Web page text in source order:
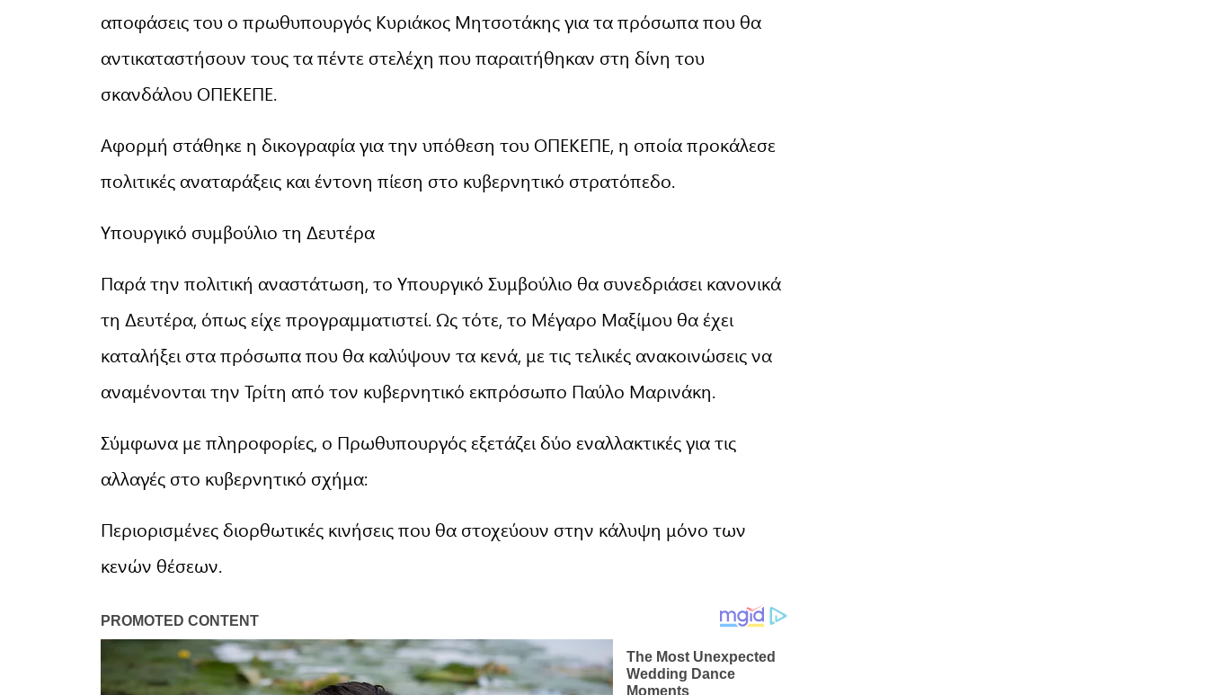
αποφάσεις του ο πρωθυπουργός Κυριάκος Μητσοτάκης για τα πρόσωπα που θα
αντικαταστήσουν τους τα πέντε στελέχη που παραιτήθηκαν στη δίνη του
σκανδάλου ΟΠΕΚΕΠΕ.
Αφορμή στάθηκε η δικογραφία για την υπόθεση του ΟΠΕΚΕΠΕ, η οποία προκάλεσε
πολιτικές αναταράξεις και έντονη πίεση στο κυβερνητικό στρατόπεδο.
Υπουργικό συμβούλιο τη Δευτέρα
Παρά την πολιτική αναστάτωση, το Υπουργικό Συμβούλιο θα συνεδριάσει κανονικά
τη Δευτέρα, όπως είχε προγραμματιστεί. Ως τότε, το Μέγαρο Μαξίμου θα έχει
καταλήξει στα πρόσωπα που θα καλύψουν τα κενά, με τις τελικές ανακοινώσεις να
αναμένονται την Τρίτη από τον κυβερνητικό εκπρόσωπο Παύλο Μαρινάκη.
Σύμφωνα με πληροφορίες, ο Πρωθυπουργός εξετάζει δύο εναλλακτικές για τις
αλλαγές στο κυβερνητικό σχήμα:
Περιορισμένες διορθωτικές κινήσεις που θα στοχεύουν στην κάλυψη μόνο των
κενών θέσεων.